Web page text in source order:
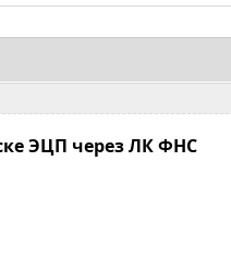
ЭЦП через ЛК ФНС